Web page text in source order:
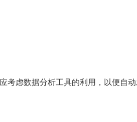
考虑数据分析工具的利用，以便自